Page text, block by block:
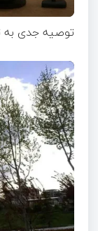
توصیه جدی به